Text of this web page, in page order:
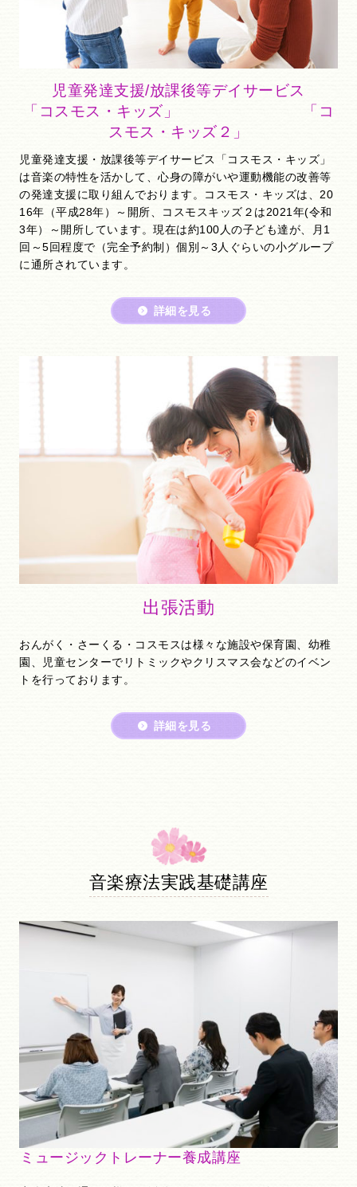
児童発達支援/放課後等デイサービス
「コスモス・キッズ」 「コ
スモス・キッズ２」
児童発達支援・放課後等デイサービス「コスモス・キッズ」
は音楽の特性を活かして、心身の障がいや運動機能の改善等
の発達支援に取り組んでおります。コスモス・キッズは、20
16年（平成28年）～開所、コスモスキッズ２は2021年(令和
3年）～開所しています。現在は約100人の子ども達が、月1
回～5回程度で（完全予約制）個別～3人ぐらいの小グループ
に通所されています。
詳細を見る
出張活動
おんがく・さーくる・コスモスは様々な施設や保育園、幼稚
園、児童センターでリトミックやクリスマス会などのイベン
トを行っております。
詳細を見る
音楽療法実践基礎講座
ミュージックトレーナー養成講座